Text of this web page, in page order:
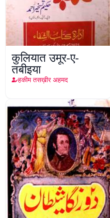
कुलियात उमूर-ए-
तबीइया
हकीम तसख़ीर अहमद